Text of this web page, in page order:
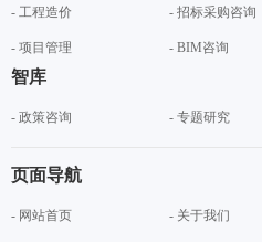
- 工程造价 - 招标采购咨询
- 项目管理 - BIM咨询
智库
- 政策咨询 - 专题研究
页面导航
- 网站首页 - 关于我们